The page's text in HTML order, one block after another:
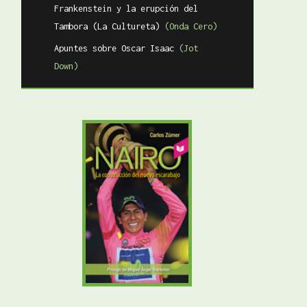
Frankenstein y la erupción del
Tambora (La Cultureta)
(Onda Cero)
Apuntes sobre Oscar Isaac (Jot
Down)